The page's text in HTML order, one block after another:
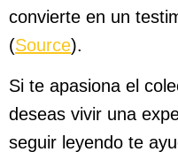
convierte en un
(Source).
Si te apasiona el
deseas vivir una
seguir leyendo te